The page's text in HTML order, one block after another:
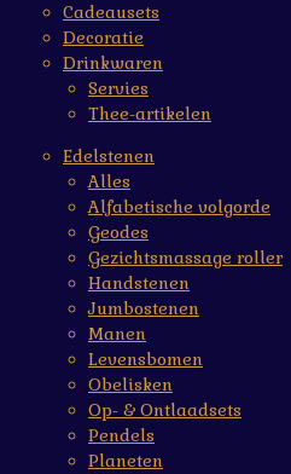
Cadeausets
Decoratie
Drinkwaren
Servies
Thee-artikelen
Edelstenen
Alles
Alfabetische volgorde
Geodes
Gezichtsmassage roller
Handstenen
Jumbostenen
Manen
Levensbomen
Obelisken
Op- & Ontlaadsets
Pendels
Planeten